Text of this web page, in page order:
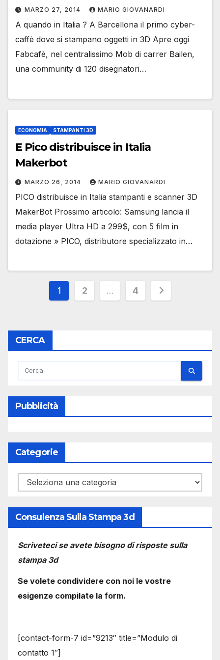
MARZO 27, 2014 MARIO GIOVANARDI
A quando in Italia ? A Barcellona il primo cyber-
caffè dove si stampano oggetti in 3D Apre oggi
Fabcafè, nel centralissimo Mob di carrer Bailen,
una community di 120 disegnatori…
ECONOMIA STAMPANTI 3D
E Pico distribuisce in Italia
Makerbot
MARZO 26, 2014 MARIO GIOVANARDI
PICO distribuisce in Italia stampanti e scanner 3D
MakerBot Prossimo articolo: Samsung lancia il
media player Ultra HD a 299$, con 5 film in
dotazione » PICO, distributore specializzato in…
Paginazione
articoli
1 2 … 4
CERCA
Pubblicità
Categorie
Categorie
Consulenza Sulla Stampa 3d
Scriveteci se avete bisogno di risposte sulla
stampa 3d
Se volete condividere con noi le vostre
esigenze compilate la form.
[contact-form-7 id=”9213″ title=”Modulo di
contatto 1″]